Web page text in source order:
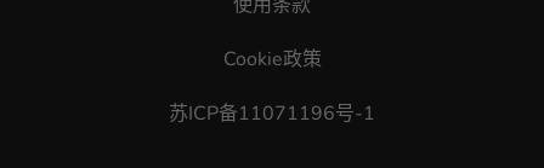
Cookie政策
苏ICP备11071196号-1